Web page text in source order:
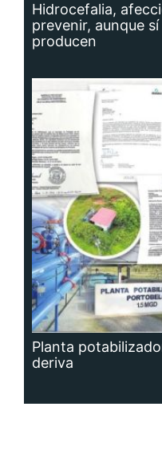
Hidrocefalia,
prevenir, aunque
producen
Planta
deriva